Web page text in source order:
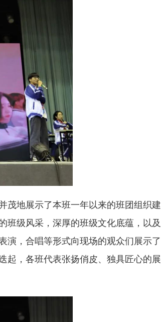
茂地展示了本班一年以来的班团组织建
班级风采，深厚的班级文化底蕴，以及
演，合唱等形式向现场的观众们展示了
起，各班代表张扬俏皮、独具匠心的展